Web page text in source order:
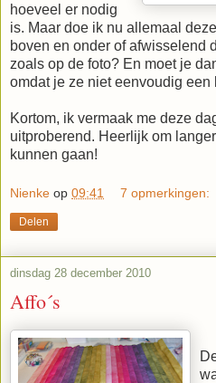
hoeveel er nodig
is. Maar doe ik nu allemaal
boven en onder of afwisselend
zoals op de foto? En moet je
omdat je ze niet eenvoudig
Kortom, ik vermaak me deze
uitproberend. Heerlijk om
kunnen gaan!
Nienke op 09:41 7 opmerkingen:
Delen
dinsdag 28 december 2010
Affo´s